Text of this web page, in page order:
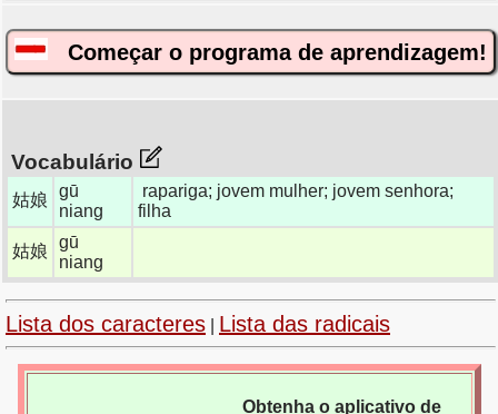
Começar o programa de aprendizagem!
Vocabulário
姑娘
gū
niang
rapariga; jovem mulher; jovem senhora;
filha
姑娘
gū
niang
Lista dos caracteres Lista das radicais
Obtenha o aplicativo de